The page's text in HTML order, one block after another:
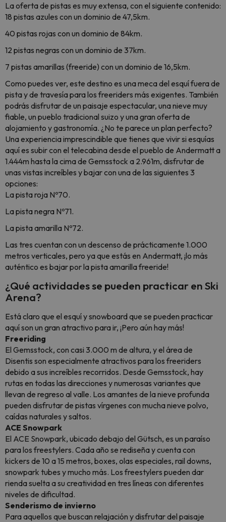
La oferta de pistas es muy extensa, con el siguiente contenido:
18 pistas azules con un dominio de 47,5km.
40 pistas rojas con un dominio de 84km.
12 pistas negras con un dominio de 37km.
7 pistas amarillas (freeride) con un dominio de 16,5km.
Como puedes ver, este destino es una meca del esquí fuera de
pista y de travesía para los freeriders más exigentes. También
podrás disfrutar de un paisaje espectacular, una nieve muy
fiable, un pueblo tradicional suizo y una gran oferta de
alojamiento y gastronomía. ¿No te parece un plan perfecto?
Una experiencia imprescindible que tienes que vivir si esquías
aquí es subir con el telecabina desde el pueblo de Andermatt a
1.444m hasta la cima de Gemsstock a 2.961m, disfrutar de
unas vistas increíbles y bajar con una de las siguientes 3
opciones:
La pista roja Nº70.
La pista negra Nº71.
La pista amarilla Nº72.
Las tres cuentan con un descenso de prácticamente 1.000
metros verticales, pero ya que estás en Andermatt, ¡lo más
auténtico es bajar por la pista amarilla freeride!
¿Qué actividades se pueden practicar en Ski
Arena?
Está claro que el esquí y snowboard que se pueden practicar
aquí son un gran atractivo para ir, ¡Pero aún hay más!
Freeriding
El Gemsstock, con casi 3.000 m de altura, y el área de
Disentis son especialmente atractivos para los freeriders
debido a sus increíbles recorridos. Desde Gemsstock, hay
rutas en todas las direcciones y numerosas variantes que
llevan de regreso al valle. Los amantes de la nieve profunda
pueden disfrutar de pistas vírgenes con mucha nieve polvo,
caídas naturales y saltos.
ACE Snowpark
El ACE Snowpark, ubicado debajo del Gütsch, es un paraíso
para los freestylers. Cada año se rediseña y cuenta con
kickers de 10 a 15 metros, boxes, olas especiales, rail downs,
snowpark tubes y mucho más. Los freestylers pueden dar
rienda suelta a su creatividad en tres líneas con diferentes
niveles de dificultad.
Senderismo de invierno
Para aquellos que buscan relajación y disfrutar del paisaje